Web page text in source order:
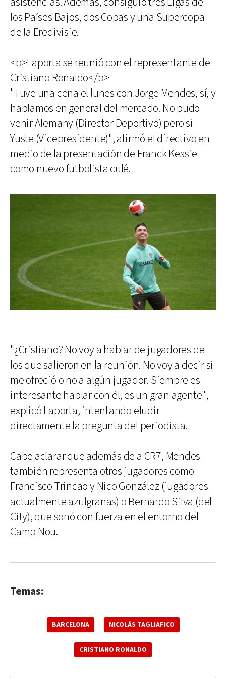
los Países Bajos, dos Copas y una Supercopa
de la Eredivisie.
<b>Laporta se reunió con el representante de
Cristiano Ronaldo</b>
"Tuve una cena el lunes con Jorge Mendes, sí, y
hablamos en general del mercado. No pudo
venir Alemany (Director Deportivo) pero sí
Yuste (Vicepresidente)", afirmó el directivo en
medio de la presentación de Franck Kessie
como nuevo futbolista culé.
"¿Cristiano? No voy a hablar de jugadores de
los que salieron en la reunión. No voy a decir si
me ofreció o no a algún jugador. Siempre es
interesante hablar con él, es un gran agente",
explicó Laporta, intentando eludir
directamente la pregunta del periodista.
Cabe aclarar que además de a CR7, Mendes
también representa otros jugadores como
Francisco Trincao y Nico González (jugadores
actualmente azulgranas) o Bernardo Silva (del
City), que sonó con fuerza en el entorno del
Camp Nou.
Temas:
BARCELONA NICOLÁS TAGLIAFICO
CRISTIANO RONALDO